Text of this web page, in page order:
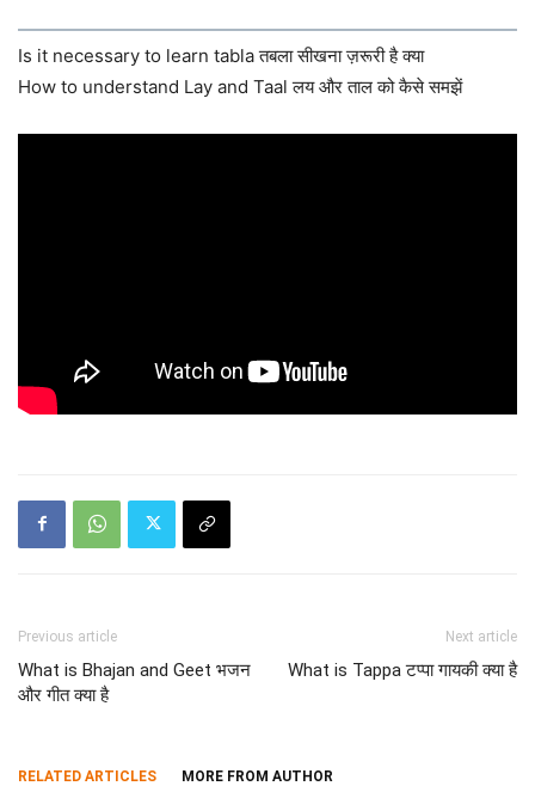
Is it necessary to learn tabla तबला सीखना ज़रूरी है क्या
How to understand Lay and Taal लय और ताल को कैसे समझें
Previous article
What is Bhajan and Geet भजन
और गीत क्या है
Next article
What is Tappa टप्पा गायकी क्या है
RELATED ARTICLES MORE FROM AUTHOR